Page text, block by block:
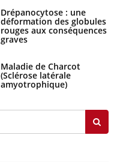
Drépanocytose : une
déformation des globules
rouges aux conséquences
graves
Maladie de Charcot
(Sclérose latérale
amyotrophique)